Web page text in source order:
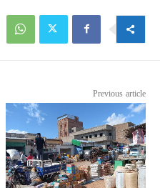
Previous article